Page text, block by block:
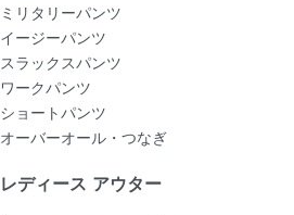
ミリタリーパンツ
イージーパンツ
スラックスパンツ
ワークパンツ
ショートパンツ
オーバーオール・つなぎ
レディース アウター